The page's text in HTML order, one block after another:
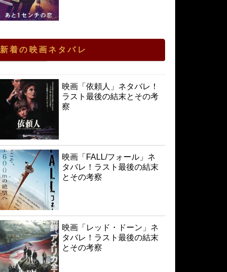
新着の映画ネタバレ
映画「依頼人」ネタバレ！
ラスト最後の結末とその考
察
映画「FALL/フォール」ネ
タバレ！ラスト最後の結末
とその考察
映画「レッド・ドーン」ネ
タバレ！ラスト最後の結末
とその考察